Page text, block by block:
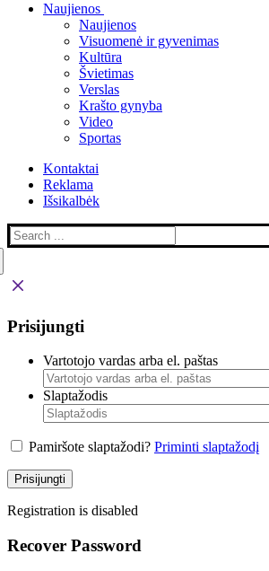
Naujienos
Naujienos
Visuomenė ir gyvenimas
Kultūra
Švietimas
Verslas
Krašto gynyba
Video
Sportas
Kontaktai
Reklama
Išsikalbėk
Prisijungti
Vartotojo vardas arba el. paštas
Slaptažodis
Pamiršote slaptažodi? Priminti slaptažodį
Prisijungti
Registration is disabled
Recover Password